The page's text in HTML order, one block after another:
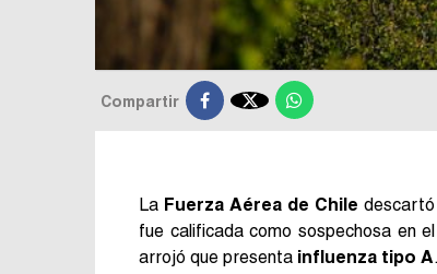
Compartir 
La Fuerza Aérea de Chile descartó
fue calificada como sospechosa en el
arrojó que presenta influenza tipo A.